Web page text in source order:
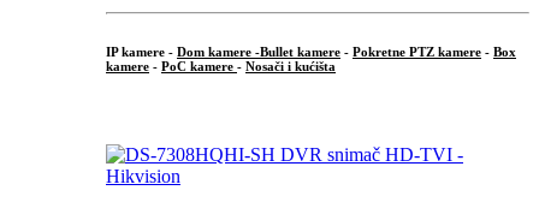
IP kamere - Dom kamere -Bullet kamere - Pokretne PTZ kamere - Box
kamere - PoC kamere - Nosači i kućišta